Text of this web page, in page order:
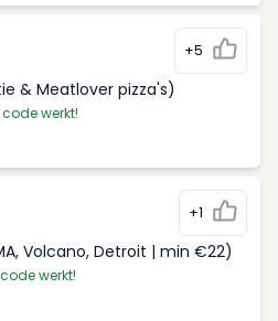
+5
& Meatlover pizza's)
werkt!
+1
Volcano, Detroit | min €22)
werkt!